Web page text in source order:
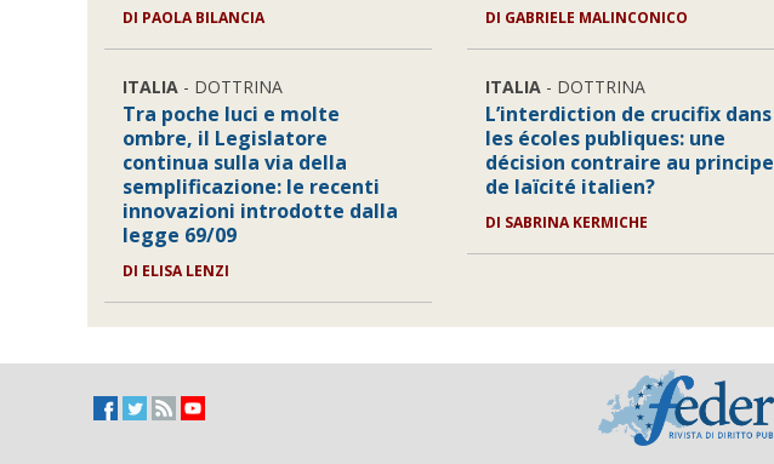
DI PAOLA BILANCIA
ITALIA - DOTTRINA
Tra poche luci e molte
ombre, il Legislatore
continua sulla via della
semplificazione: le recenti
innovazioni introdotte dalla
legge 69/09
DI ELISA LENZI
DI GABRIELE MALINCONICO
ITALIA - DOTTRINA
L’interdiction de crucifix dans
les écoles publiques: une
décision contraire au principe
de laïcité italien?
DI SABRINA KERMICHE